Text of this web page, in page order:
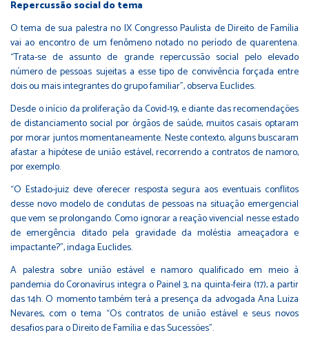
Repercussão social do tema
O tema de sua palestra no IX Congresso Paulista de Direito de Família
vai ao encontro de um fenômeno notado no período de quarentena.
“Trata-se de assunto de grande repercussão social pelo elevado
número de pessoas sujeitas a esse tipo de convivência forçada entre
dois ou mais integrantes do grupo familiar”, observa Euclides.
Desde o início da proliferação da Covid-19, e diante das recomendações
de distanciamento social por órgãos de saúde, muitos casais optaram
por morar juntos momentaneamente. Neste contexto, alguns buscaram
afastar a hipótese de união estável, recorrendo a contratos de namoro,
por exemplo.
“O Estado-juiz deve oferecer resposta segura aos eventuais conflitos
desse novo modelo de condutas de pessoas na situação emergencial
que vem se prolongando. Como ignorar a reação vivencial nesse estado
de emergência ditado pela gravidade da moléstia ameaçadora e
impactante?”, indaga Euclides.
A palestra sobre união estável e namoro qualificado em meio à
pandemia do Coronavírus integra o Painel 3, na quinta-feira (17), a partir
das 14h. O momento também terá a presença da advogada Ana Luiza
Nevares, com o tema “Os contratos de união estável e seus novos
desafios para o Direito de Família e das Sucessões”.